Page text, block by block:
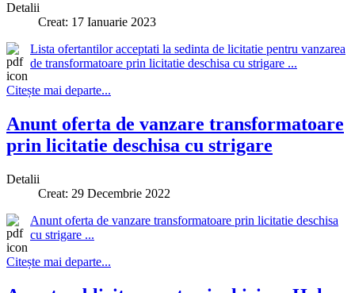
Detalii
Creat: 17 Ianuarie 2023
Lista ofertantilor acceptati la sedinta de licitatie pentru vanzarea
de transformatoare prin licitatie deschisa cu strigare ...
Citește mai departe...
Anunt oferta de vanzare transformatoare
prin licitatie deschisa cu strigare
Detalii
Creat: 29 Decembrie 2022
Anunt oferta de vanzare transformatoare prin licitatie deschisa
cu strigare ...
Citește mai departe...